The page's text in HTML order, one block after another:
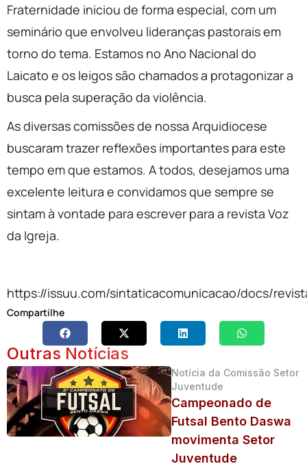
Fraternidade iniciou de forma especial, com um
seminário que envolveu lideranças pastorais em
torno do tema. Estamos no Ano Nacional do
Laicato e os leigos são chamados a protagonizar a
busca pela superação da violência.
As diversas comissões de nossa Arquidiocese
buscaram trazer reflexões importantes para este
tempo em que estamos. A todos, desejamos uma
excelente leitura e convidamos que sempre se
sintam à vontade para escrever para a revista Voz
da Igreja.
https://issuu.com/sintaticacomunicacao/docs/
Compartilhe
Outras Notícias
Notícia da Comissão Setor
Juventude
Campeonado de
Futsal Bento Daswa
movimenta Setor
Juventude